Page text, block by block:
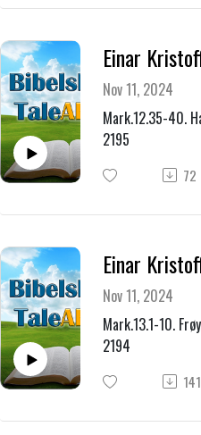
Nov 11, 2024
Mark.12.35-40.
2195
72
Nov 11, 2024
Mark.13.1-10.
2194
141